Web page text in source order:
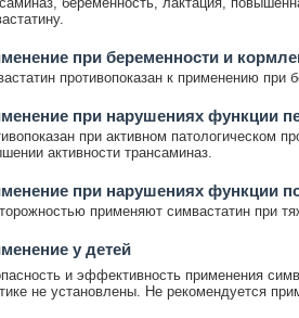
при беременности и
противопоказан к применению при
при нарушениях функции
при активном патологическом
активности трансаминаз.
при нарушениях функции
применяют симвастатин при
у детей
и эффективность применения
не установлены. Не рекомендуется